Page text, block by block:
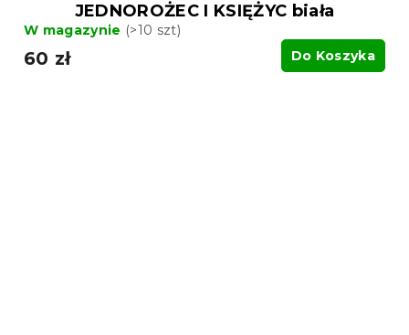
JEDNOROŻEC I KSIĘŻYC biała
W magazynie (>10 szt)
60 zł Do Koszyka